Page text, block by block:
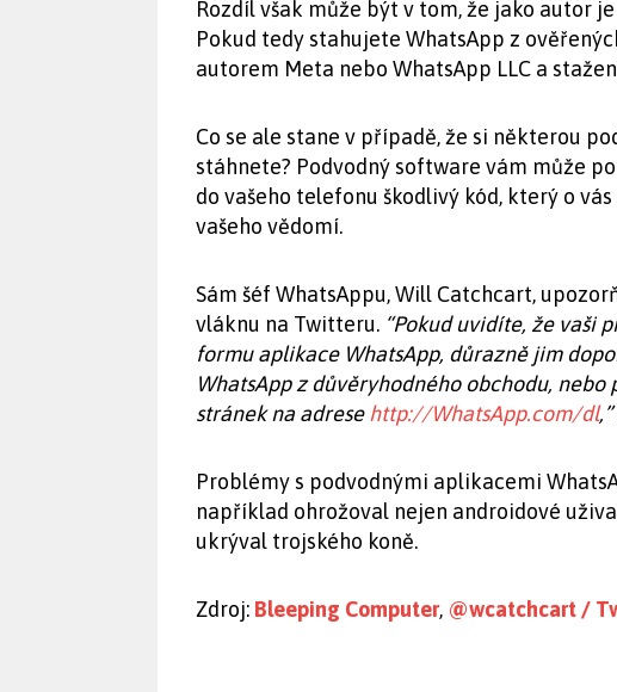
Rozdíl však může být v tom, že jako autor
Pokud tedy stahujete WhatsApp z
autorem Meta nebo WhatsApp LLC a
Co se ale stane v případě, že si některou
stáhnete? Podvodný software vám může
do vašeho telefonu škodlivý kód, který o
vašeho vědomí.
Sám šéf WhatsAppu, Will Catchcart,
vláknu na Twitteru. “Pokud uvidíte, že vaši
formu aplikace WhatsApp, důrazně jim
WhatsApp z důvěryhodného obchodu,
stránek na adrese http://WhatsApp.com/dl,”
Problémy s podvodnými aplikacemi
například ohrožoval nejen androidové
ukrýval trojského koně.
Zdroj: Bleeping Computer, @wcatchcart /